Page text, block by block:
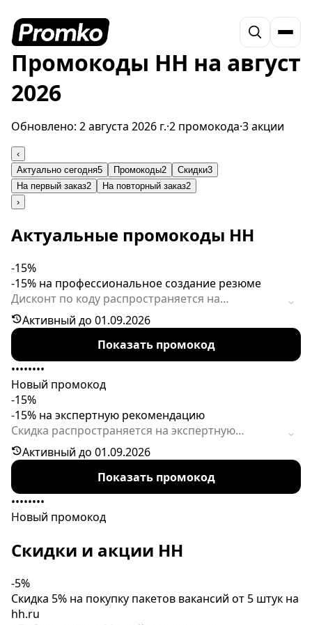
Промокоды HH на август
2026
Обновлено: 2 августа 2026 г.·2 промокода·3 акции
‹
Актуально сегодня5 Промокоды2 Скидки3
На первый заказ2 На повторный заказ2
›
Актуальные промокоды HH
-15%
-15% на профессиональное создание резюме
Дисконт по коду распространяется на
карьерную консультацию и на формирование
готового резюме. Код активен ограниченное
Активный до 01.09.2026
Показать промокод
••••••••
Новый промокод
-15%
-15% на экспертную рекомендацию
Скидка распространяется на экспертную
помощь по созданию сильного резюме. Код
действует ограниченное время.
Активный до 01.09.2026
Показать промокод
••••••••
Новый промокод
Скидки и акции HH
-5%
Скидка 5% на покупку пакетов вакансий от 5 штук на
hh.ru